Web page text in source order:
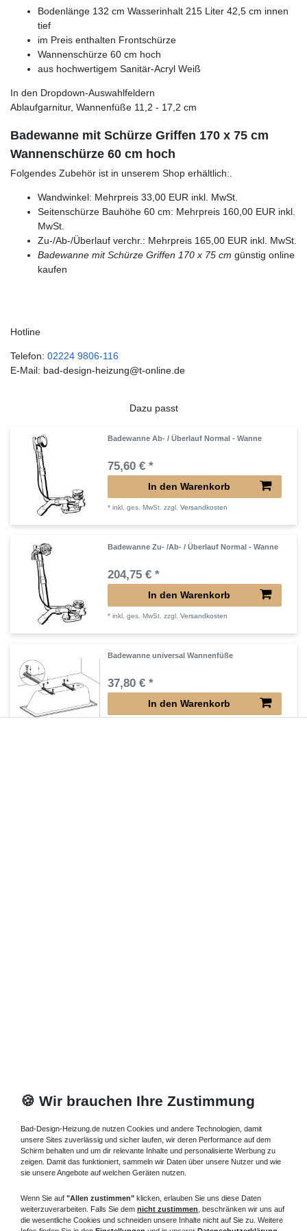
Bodenlänge 132 cm Wasserinhalt 215 Liter 42,5 cm innen
tief
im Preis enthalten Frontschürze
Wannenschürze 60 cm hoch
aus hochwertigem Sanitär-Acryl Weiß
In den Dropdown-Auswahlfeldern
Ablaufgarnitur, Wannenfüße 11,2 - 17,2 cm
Badewanne mit Schürze Griffen 170 x 75 cm
Wannenschürze 60 cm hoch
Folgendes Zubehör ist in unserem Shop erhältlich:.
Wandwinkel: Mehrpreis 33,00 EUR inkl. MwSt.
Seitenschürze Bauhöhe 60 cm: Mehrpreis 160,00 EUR inkl.
MwSt.
Zu-/Ab-/Überlauf verchr.: Mehrpreis 165,00 EUR inkl. MwSt.
Badewanne mit Schürze Griffen 170 x 75 cm günstig online
kaufen
Hotline
Telefon: 02224 9806-116
E-Mail: bad-design-heizung@t-online.de
Dazu passt
Badewanne Ab- / Überlauf Normal - Wanne
75,60 € *
In den Warenkorb
*inkl. ges. MwSt. zzgl.Versandkosten
Badewanne Zu- /Ab- / Überlauf Normal - Wanne
204,75 € *
In den Warenkorb
*inkl. ges. MwSt. zzgl.Versandkosten
Badewanne universal Wannenfüße
37,80 € *
In den Warenkorb
🍪 Wir brauchen Ihre Zustimmung
Bad-Design-Heizung.de nutzen Cookies und andere Technologien, damit
unsere Sites zuverlässig und sicher laufen, wir deren Performance auf dem
Schirm behalten und um dir relevante Inhalte und personalisierte Werbung zu
zeigen. Damit das funktioniert, sammeln wir Daten über unsere Nutzer und wie
sie unsere Angebote auf welchen Geräten nutzen.
Wenn Sie auf "Allen zustimmen" klicken, erlauben Sie uns diese Daten
weiterzuverarbeiten. Falls Sie dem nicht zustimmen , beschränken wir uns auf
die wesentliche Cookies und schneiden unsere Inhalte nicht auf Sie zu. Weitere